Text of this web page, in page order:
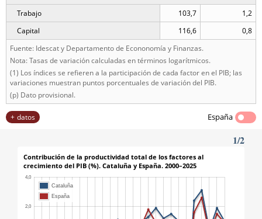
Trabajo
103,7
1,2
Capital
116,6
0,8
Fuente: Idescat y Departamento de Econonomía y Finanzas.
Nota: Tasas de variación calculadas en términos logarítmicos.
(1) Los índices se refieren a la participación de cada factor en el PIB; las
variaciones muestran puntos porcentuales de variación del PIB.
(p) Dato provisional.
datos España